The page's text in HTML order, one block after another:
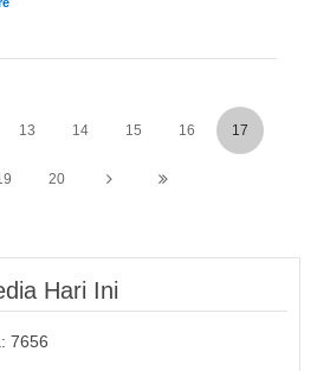
13 14 15 16 17
20
Hari Ini
7656